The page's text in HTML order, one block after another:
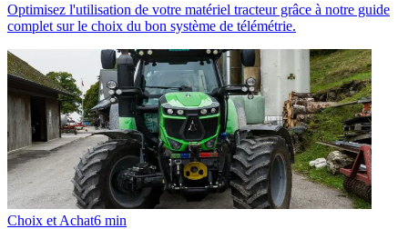
Optimisez l'utilisation de votre matériel tracteur grâce à notre guide
complet sur le choix du bon système de télémétrie.
Choix et Achat6 min